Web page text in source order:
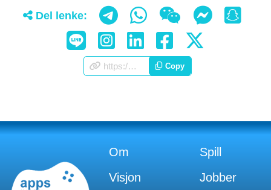
Del lenke:
https://appscorporation.com/no/games.html Copy
Om
Spill
Visjon
Jobber